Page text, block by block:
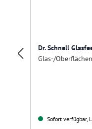
Dr. Schnell
Glas-/
Sofort verfügbar,